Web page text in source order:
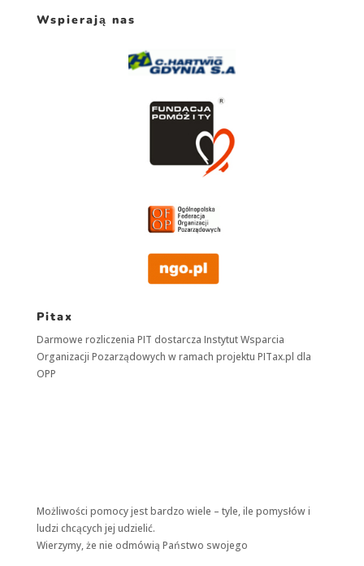
Wspierają nas
Pitax
Darmowe rozliczenia PIT dostarcza Instytut Wsparcia
Organizacji Pozarządowych w ramach projektu PITax.pl dla
OPP
Możliwości pomocy jest bardzo wiele – tyle, ile pomysłów i
ludzi chcących jej udzielić.
Wierzymy, że nie odmówią Państwo swojego